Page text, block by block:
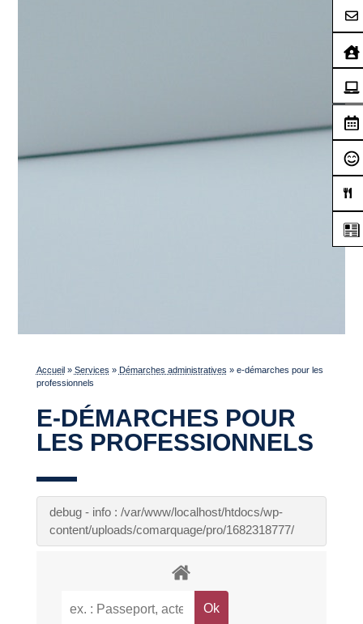
Accueil» Services » Démarches administratives » e-démarches pour les
professionnels
E-DÉMARCHES POUR
LES PROFESSIONNELS
debug - info : /var/www/localhost/htdocs/wp-
content/uploads/comarquage/pro/1682318777/